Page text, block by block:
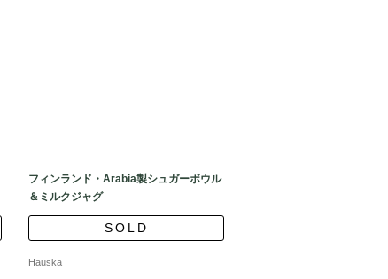
フィンランド・Arabia製シュガーボウル
＆ミルクジャグ
SOLD
Hauska